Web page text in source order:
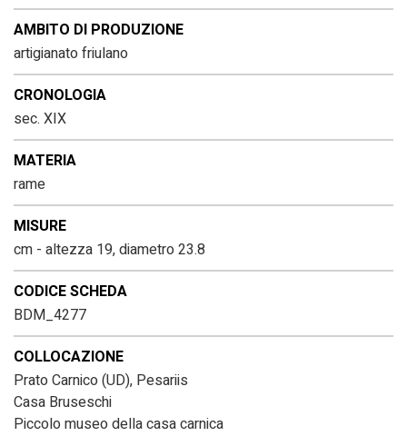
AMBITO DI PRODUZIONE
artigianato friulano
CRONOLOGIA
sec. XIX
MATERIA
rame
MISURE
cm - altezza 19, diametro 23.8
CODICE SCHEDA
BDM_4277
COLLOCAZIONE
Prato Carnico (UD), Pesariis
Casa Bruseschi
Piccolo museo della casa carnica